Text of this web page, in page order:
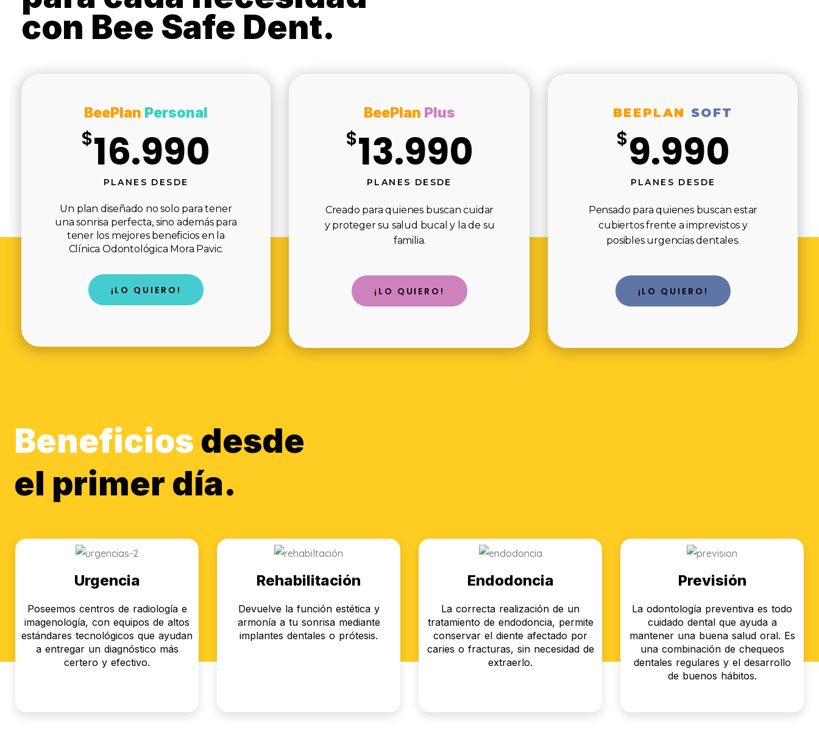
con Bee Safe Dent.
BeePlan Personal
$16.990
PLANES DESDE
Un plan diseñado no solo para tener
una sonrisa perfecta, sino además para
tener los mejores beneficios en la
Clínica Odontológica Mora Pavic.
¡LO QUIERO!
BeePlan Plus
$13.990
PLANES DESDE
Creado para quienes buscan cuidar
y proteger su salud bucal y la de su
familia.
¡LO QUIERO!
BEEPLAN SOFT
$9.990
PLANES DESDE
Pensado para quienes buscan estar
cubiertos frente a imprevistos y
posibles urgencias dentales.
¡LO QUIERO!
Beneficios desde
el primer día.
Urgencia
Poseemos centros de radiología e
imagenología, con equipos de altos
estándares tecnológicos que ayudan
a entregar un diagnóstico más
certero y efectivo.
Rehabilitación
Devuelve la función estética y
armonía a tu sonrisa mediante
implantes dentales o prótesis.
Endodoncia
La correcta realización de un
tratamiento de endodoncia, permite
conservar el diente afectado por
caries o fracturas, sin necesidad de
extraerlo.
Previsión
La odontología preventiva es todo
cuidado dental que ayuda a
mantener una buena salud oral. Es
una combinación de chequeos
dentales regulares y el desarrollo
de buenos hábitos.